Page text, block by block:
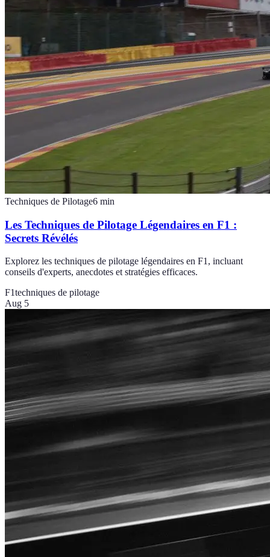
Techniques de Pilotage6 min
Les Techniques de Pilotage Légendaires en F1 :
Secrets Révélés
Explorez les techniques de pilotage légendaires en F1, incluant
conseils d'experts, anecdotes et stratégies efficaces.
F1techniques de pilotage
Aug 5